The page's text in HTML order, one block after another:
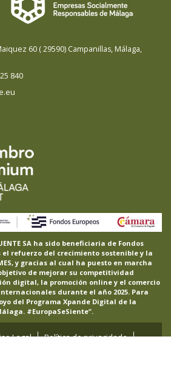
60 (29590) Campanillas, Málaga,
840
SA ha sido beneficiaria de Fondos
el refuerzo del crecimiento sostenible y la
y gracias al cual ha puesto en marcha
de mejorar su competitividad
digital, la promoción online y el comercio
durante el año 2025. Para
del Programa Xpande Digital de la
#EuropaSeSiente”.
Legal
Política de privacidade